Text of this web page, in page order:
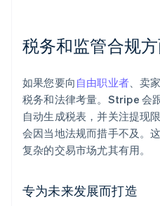
税务和监管合规
如果您要向 自由职业者、卖
税务和法律考量。Stripe 会
自动生成税表，并关注提现
会因当地法规而措手不及。
复杂的交易市场尤其有用。
专为未来发展而打造
阿联酋
English
爱尔兰
English
爱沙尼亚
DeutschEnglish